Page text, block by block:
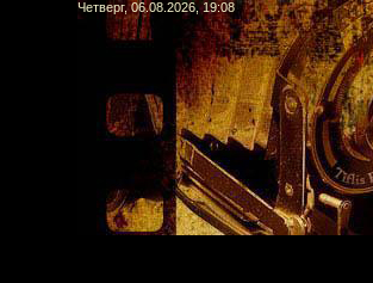
Четверг, 06.08.2026, 19:08